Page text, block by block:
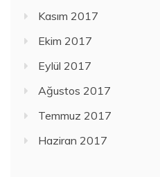
Kasım 2017
Ekim 2017
Eylül 2017
Ağustos 2017
Temmuz 2017
Haziran 2017